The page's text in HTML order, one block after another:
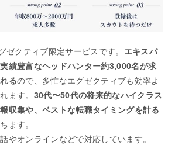
ゼクティブ限定サービスです。 エキスパ
績豊富なヘッドハンター約3,000名が求
るので、多忙なエグゼクティブも効率よ
ます。 30代〜50代の将来的なハイクラス
収集や、ベストな転職タイミングを計る
ます。
やオンラインなどで対応しています。